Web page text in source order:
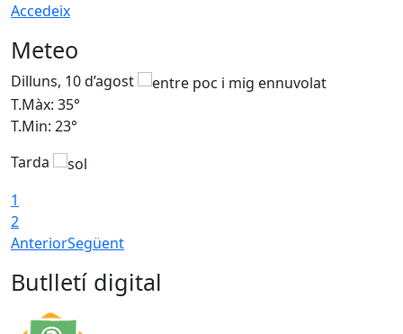
Accedeix
Meteo
Dilluns, 10 d’agost
T.Màx: 35°
T.Min: 23°
Tarda
1
2
AnteriorSegüent
Butlletí digital